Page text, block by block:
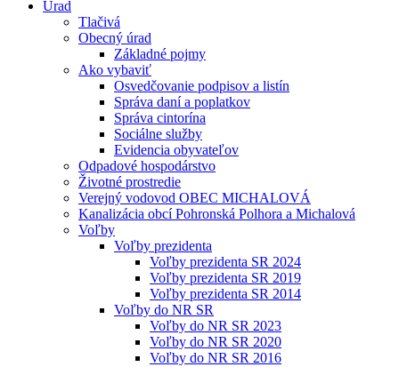
Úrad
Tlačivá
Obecný úrad
Základné pojmy
Ako vybaviť
Osvedčovanie podpisov a listín
Správa daní a poplatkov
Správa cintorína
Sociálne služby
Evidencia obyvateľov
Odpadové hospodárstvo
Životné prostredie
Verejný vodovod OBEC MICHALOVÁ
Kanalizácia obcí Pohronská Polhora a Michalová
Voľby
Voľby prezidenta
Voľby prezidenta SR 2024
Voľby prezidenta SR 2019
Voľby prezidenta SR 2014
Voľby do NR SR
Voľby do NR SR 2023
Voľby do NR SR 2020
Voľby do NR SR 2016